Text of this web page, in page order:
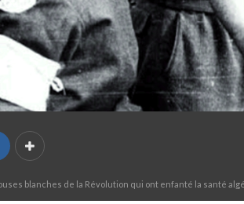
blanches de la Révolution qui ont enfanté la santé